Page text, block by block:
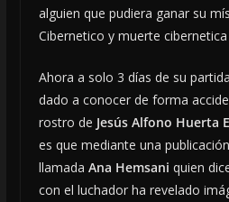
alguien que pudiera ganar su
Cibernetico y muerte
Ahora a solo 3 días de su
dado a conocer de forma
rostro de Jesús Alfono Huerta
es que mediante una
llamada Ana Hemsani quien
con el luchador ha revelado